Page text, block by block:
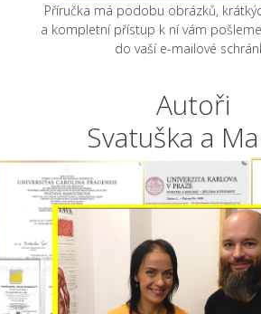
Příručka má podobu obrázků,
a kompletní přístup k ní vám pošleme
do vaší e-mailové
Autoři
Svatuška a